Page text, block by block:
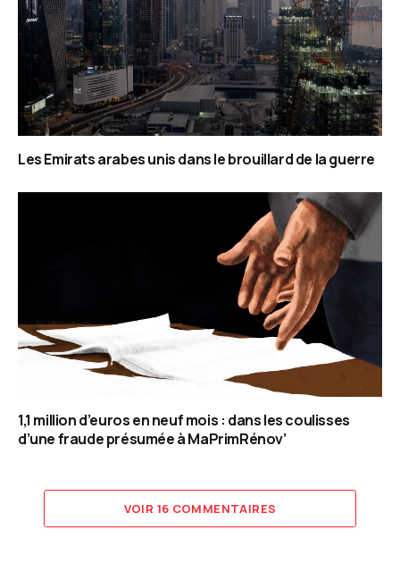
Les Emirats arabes unis dans le brouillard de la guerre
1,1 million d’euros en neuf mois : dans les coulisses
d’une fraude présumée à MaPrimRénov’
VOIR 16 COMMENTAIRES